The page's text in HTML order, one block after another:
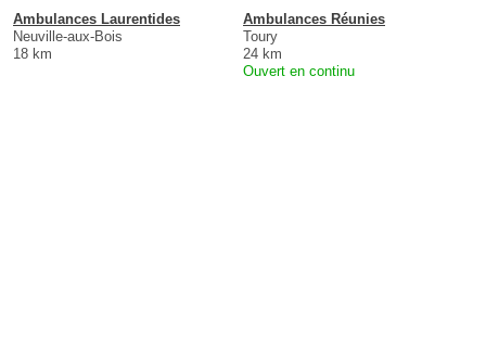
Ambulances Laurentides
Neuville-aux-Bois
18 km
Ambulances Réunies
Toury
24 km
Ouvert en continu